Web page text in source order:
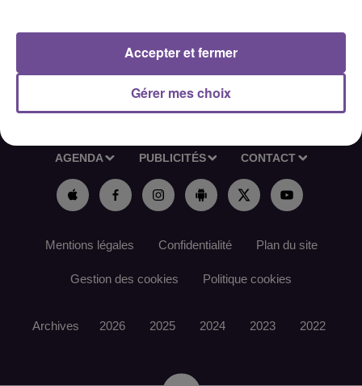
AGENDA PUBLICITÉS CONTACT
Mentions légales Confidentialité Plan du site
Gestion des cookies Politique cookies
Archives 2026 2025 2024 2023 2022
Gérer mes choix
Accepter et fermer